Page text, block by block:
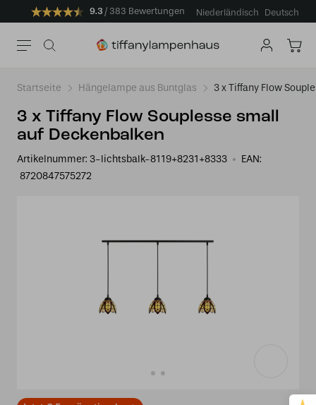
9.3 383 Bewertungen Niederländisch Deutsch
Startseite Hängelampe aus Buntglas 3 x Tiffany Flow
3 x Tiffany Flow Souplesse small
auf Deckenbalken
Artikelnummer: 3-lichtsbalk-8119+8231+8333
EAN:
8720847575272